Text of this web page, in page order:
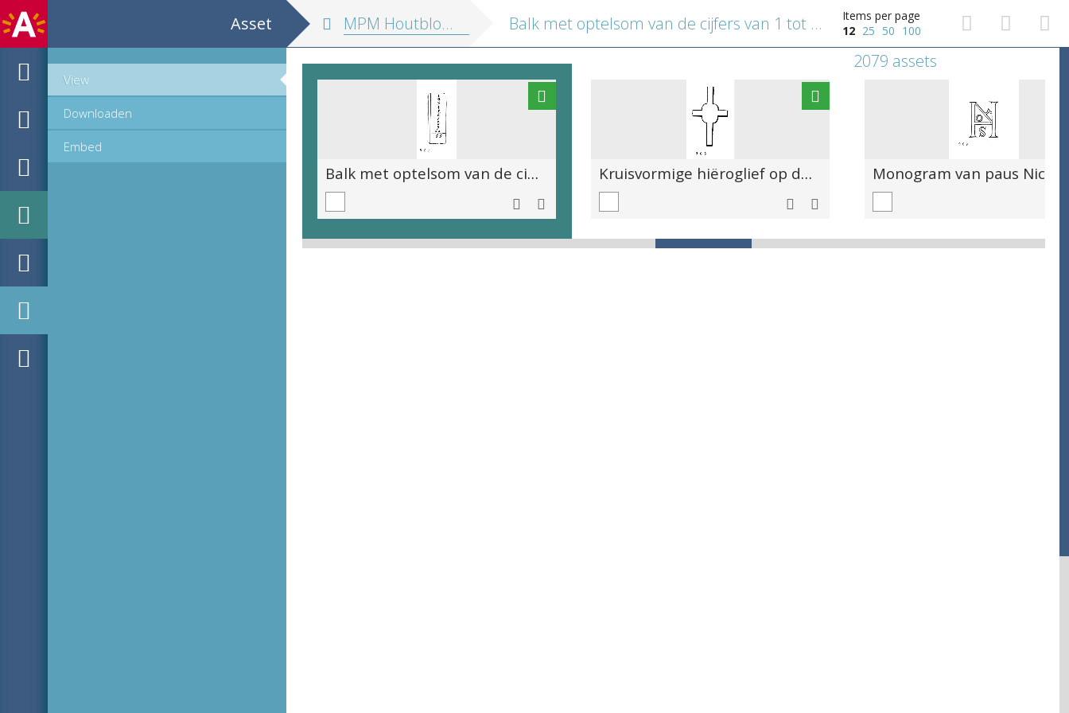
Asset
View
Downloaden
Embed
MPM Houtblokken vol. 1: Religieuze illustraties en Emblemata Balk met optelsom van de cijfers van 1 tot en met 10
Items per page
12 25 50 100
2079 assets
Balk met optelsom van de cijfers van 1 tot en met 10 Kruisvormige hiëroglief op de Lateraanse Obelisk in Rome